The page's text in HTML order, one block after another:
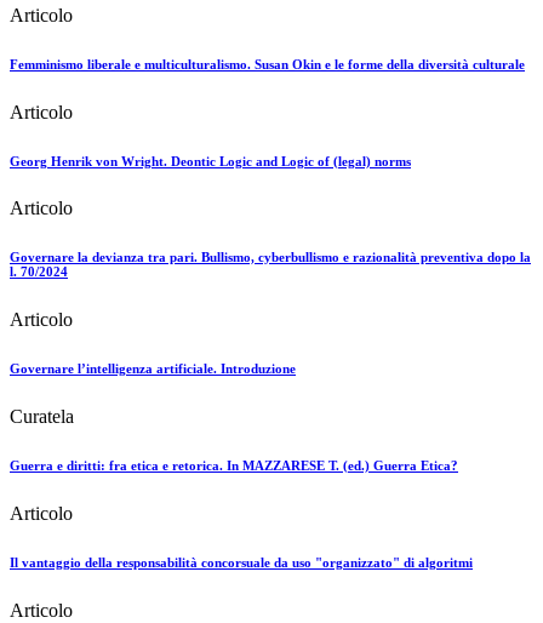
Articolo
Femminismo liberale e multiculturalismo. Susan Okin e le forme della diversità culturale
Articolo
Georg Henrik von Wright. Deontic Logic and Logic of (legal) norms
Articolo
Governare la devianza tra pari. Bullismo, cyberbullismo e razionalità preventiva dopo la
l. 70/2024
Articolo
Governare l’intelligenza artificiale. Introduzione
Curatela
Guerra e diritti: fra etica e retorica. In MAZZARESE T. (ed.) Guerra Etica?
Articolo
Il vantaggio della responsabilità concorsuale da uso "organizzato" di algoritmi
Articolo